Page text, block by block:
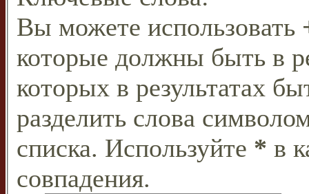
Вы можете использовать
которые должны быть в
которых в результатах
разделить слова
списка. Используйте * в
совпадения.